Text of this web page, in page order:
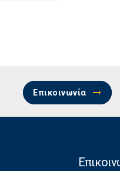
Επικοινωνία